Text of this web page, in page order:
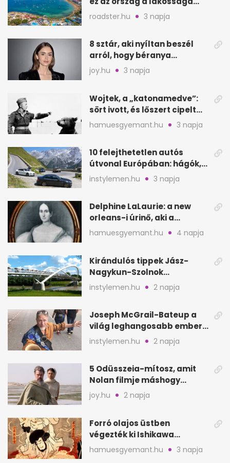
kétszeresét fogadja
roadster.hu 3 napja
8 sztár, aki nyíltan beszél
arról, hogy béranya
segítette a családalapítást
joy.hu 3 napja
Wojtek, a „katonamedve”:
sört ivott, és lőszert cipelt
Monte Cassinónál
hamuesgyemant.hu 3 napja
10 felejthetetlen autós
útvonal Európában: hágók,
partok, fjordok
instylemen.hu 3 napja
Delphine LaLaurie: a new
orleans-i úrinő, aki a
padláson kínzott
hamuesgyemant.hu 4 napja
Kirándulós tippek Jász-
Nagykun-Szolnok
megyében: 6 kihagyhatatlan
hely
instylemen.hu 2 napja
Joseph McGrail-Bateup a
világ leghangosabb embere
lett Ausztráliából
instylemen.hu 2 napja
5 Odüsszeia-mítosz, amit
Nolan filmje máshogy
mutat, mint Homérosz
joy.hu 2 napja
Forró olajos üstben
végezték ki Ishikawa
Goemont, Japán Robin
Hoodját
hamuesgyemant.hu 3 napja